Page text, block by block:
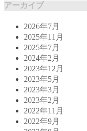
アーカイブ
2026年7月
2025年11月
2025年7月
2024年2月
2023年12月
2023年5月
2023年3月
2023年2月
2022年11月
2022年9月